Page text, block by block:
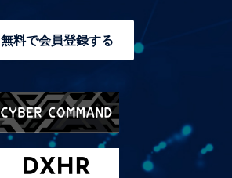
無料で会員登録する